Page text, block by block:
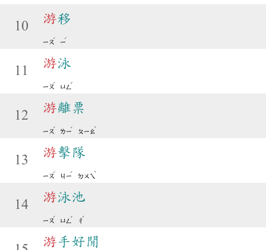
10
游移
ㄧㄡ
ˊ
ㄧ
ˊ
11
游泳
ㄧㄡ
ˊ
ㄩㄥ
ˇ
12
游離票
ㄧㄡ
ˊ
ㄌㄧ
ˊ
ㄆㄧㄠ
ˋ
13
游擊隊
ㄧㄡ
ˊ
ㄐㄧ
ˊ
ㄉㄨㄟ
ˋ
14
游泳池
ㄧㄡ
ˊ
ㄩㄥ
ˇ
ㄔ
ˊ
游手好閒